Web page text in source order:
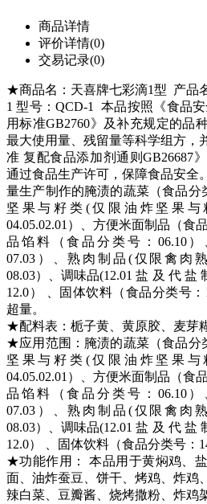
商品详情
评价详情(0)
交易记录(0)
★商品名：天喜牌七彩滴1型 产品
1 型号：QCD-1 本品按照《食品
用标准GB2760》及补充规定的品
最大使用量、残留量等科学组方，
准 复配食品添加剂通则GB26687
通过食品生产许可，保障食品安全
量生产制作的腌渍的蔬菜（食品分
坚果与籽类(仅限油炸坚果与
04.05.02.01）、方便米面制品（食
品馅料（食品分类号： 06.10
07.03）、熟肉制品(仅限禽肉
08.03）、调味品(12.01 盐 及 代 盐
12.0） 、固体饮料（食品分类号：
超量。
★配料表： 栀子黄、黄原胶、麦芽
★应用范围： 腌渍的蔬菜（食品分
坚果与籽类(仅限油炸坚果与
04.05.02.01）、方便米面制品（食
品馅料（食品分类号： 06.10
07.03）、熟肉制品(仅限禽肉
08.03）、调味品(12.01 盐 及 代 盐
12.0） 、固体饮料（食品分类号：
★功能作用： 本品用于黄焖鸡、
面、油炸蚕豆、饼干、烤鸡、炸鸡
辣白菜、豆瓣酱、烧烤撒粉、炸鸡